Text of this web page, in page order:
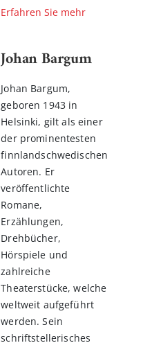
Erfahren Sie mehr
Johan Bargum
Johan Bargum,
geboren 1943 in
Helsinki, gilt als einer
der prominentesten
finnlandschwedischen
Autoren. Er
veröffentlichte
Romane,
Erzählungen,
Drehbücher,
Hörspiele und
zahlreiche
Theaterstücke, welche
weltweit aufgeführt
werden. Sein
schriftstellerisches